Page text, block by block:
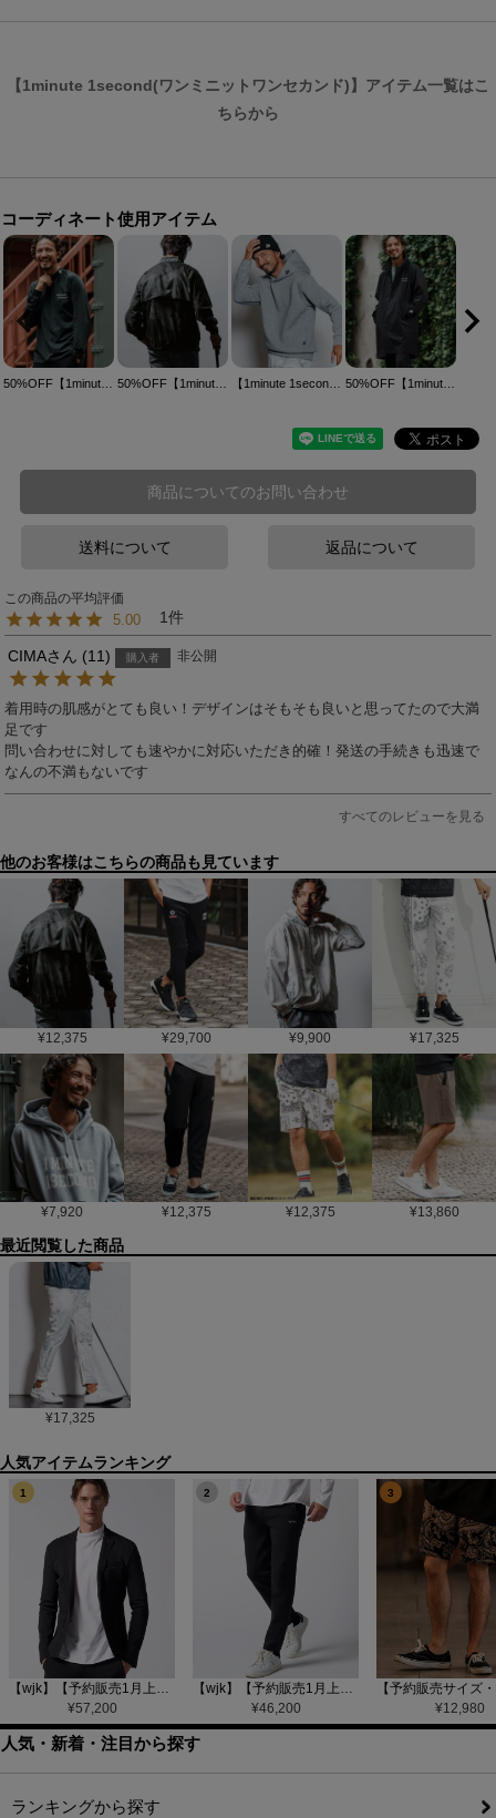
【1minute 1second(ワンミニットワンセカンド)】アイテム一覧はこ
ちらから
コーディネート使用アイテム
商品についてのお問い合わせ
送料について 返品について
5.00 1
CIMA 11 購入者 非公開
着用時の肌感がとても良い！デザインはそもそも良いと思ってたので大満
足です
問い合わせに対しても速やかに対応いただき的確！発送の手続きも迅速で
なんの不満もないです
すべてのレビューを見る
他のお客様はこちらの商品も見ています
¥12,375 ¥29,700 ¥9,900 ¥17,325
¥7,920 ¥12,375 ¥12,375 ¥13,860
最近閲覧した商品
¥17,325
1
【wjk】【予約販売1月上旬～中旬入荷】function knit jacket(jacquard check) ニットジャケット(207 mw08j)
¥57,200
2
【wjk】【予約販売1月上旬～中旬入荷】function knit easy slacks(jacquard check) ニットイージーパンツ(504 mw08j)
¥46,200
3
¥12,980
人気・新着・注目から探す
ランキングから探す